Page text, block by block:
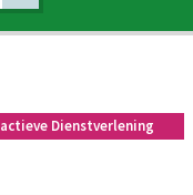
Dienstverlening